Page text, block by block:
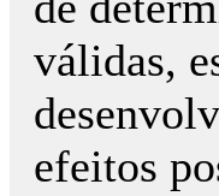
válidas,
efeitos